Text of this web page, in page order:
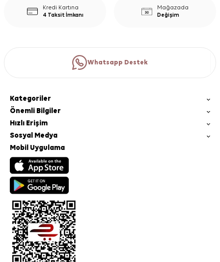
Kredi Kartına
4 Taksit İmkanı
Mağazada
Değişim
Whatsapp Destek
Kategoriler
Önemli Bilgiler
Hızlı Erişim
Sosyal Medya
Mobil Uygulama